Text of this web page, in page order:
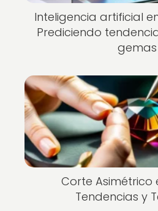
Inteligencia artificial
Prediciendo
gemas
Corte Asimétrico
Tendencias y